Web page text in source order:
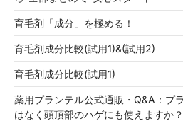
育毛剤「成分」を極める！
育毛剤成分比較(試用1)&(試用2)
育毛剤成分比較(試用1)
薬用プランテル公式通販・Q&A：プ
はなく頭頂部のハゲにも使えますか